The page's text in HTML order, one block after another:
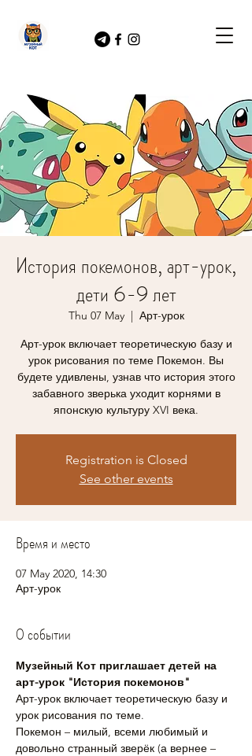
История покемонов, арт-урок,
дети 6-9 лет
Thu 07 May
  |
Арт-урок
Арт-урок включает теоретическую базу и
урок рисования по теме Покемон. Вы
будете удивлены, узнав что история этого
забавного зверька уходит корнями в
японскую культуру XVI века.
Registration is Closed
See other events
Время и место
07 May 2020, 14:30
Арт-урок
О событии
Музейный Кот приглашает детей на
арт-урок "История покемонов"
Арт-урок включает теоретическую базу и
урок рисования по теме.
Покемон – милый, всеми любимый и
довольно странный зверёк (а вернее –